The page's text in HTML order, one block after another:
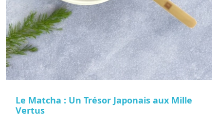
Le Matcha : Un Trésor Japonais aux Mille
Vertus